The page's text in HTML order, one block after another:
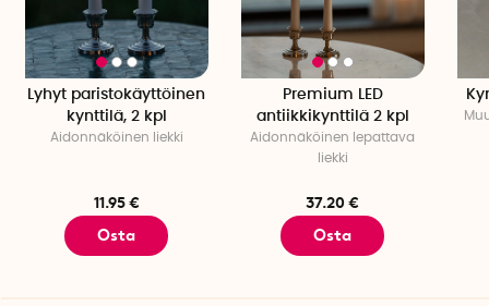
Lyhyt paristokäyttöinen
kynttilä, 2 kpl
Aidonnäköinen liekki
11.95 €
Osta
Premium LED
antiikkikynttilä 2 kpl
Aidonnäköinen lepattava
liekki
37.20 €
Osta